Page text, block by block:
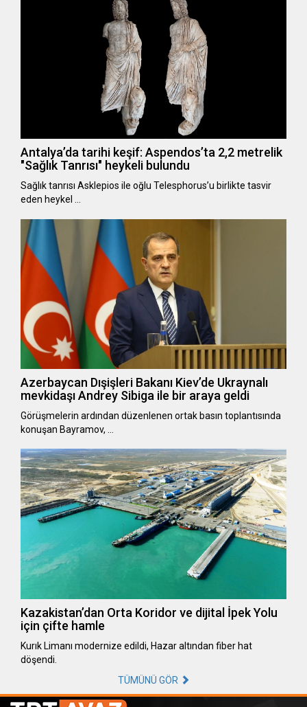
Antalya’da tarihi keşif: Aspendos’ta 2,2 metrelik
"Sağlık Tanrısı" heykeli bulundu
Sağlık tanrısı Asklepios ile oğlu Telesphorus’u birlikte tasvir
eden heykel …
Azerbaycan Dışişleri Bakanı Kiev’de Ukraynalı
mevkidaşı Andrey Sibiga ile bir araya geldi
Görüşmelerin ardından düzenlenen ortak basın toplantısında
konuşan Bayramov, …
Kazakistan’dan Orta Koridor ve dijital İpek Yolu
için çifte hamle
Kurık Limanı modernize edildi, Hazar altından fiber hat
döşendi.
TÜMÜNÜ GÖR